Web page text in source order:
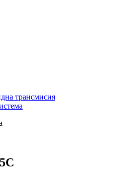
трансмисия